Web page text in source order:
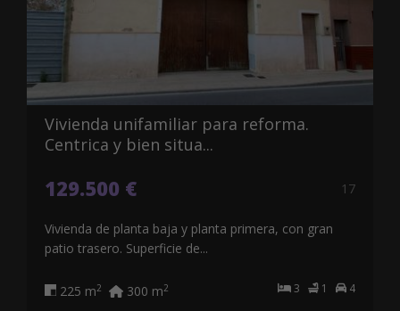
Vivienda unifamiliar para reforma.
Centrica y bien situa...
129.500 € 17
Vivienda de planta baja y planta primera, con gran
patio trasero. Superficie de...
3 1 4
225 m2 300 m2